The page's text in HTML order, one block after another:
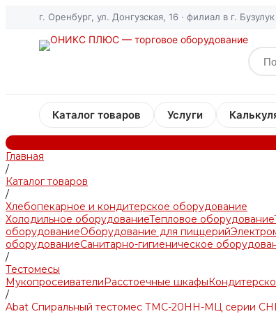
г. Оренбург, ул. Донгузская, 16 · филиал в г. Бузулук
Каталог товаров Услуги
Главная
/
Каталог товаров
/
Хлебопекарное и кондитерское оборудование
Холодильное оборудованиеТепловое оборудование
оборудованиеОборудование для пиццерий
оборудованиеСанитарно-гигиеническое
/
Тестомесы
МукопросеивателиРасстоечные шкафы
/
Abat Спиральный тестомес ТМС-20НН-МЦ серии